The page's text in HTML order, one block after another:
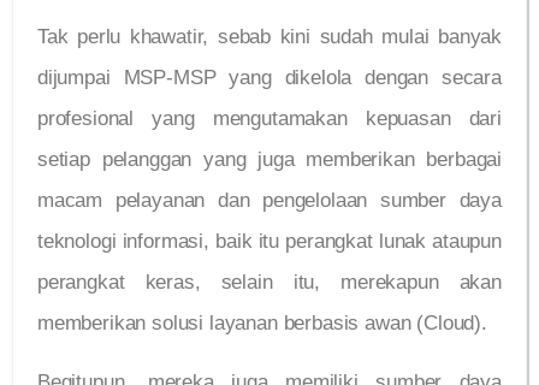
Tak perlu khawatir, sebab kini sudah mulai banyak
dijumpai MSP-MSP yang dikelola dengan secara
profesional yang mengutamakan kepuasan dari
setiap pelanggan yang juga memberikan berbagai
macam pelayanan dan pengelolaan sumber daya
teknologi informasi, baik itu perangkat lunak ataupun
perangkat keras, selain itu, merekapun akan
memberikan solusi layanan berbasis awan (Cloud).